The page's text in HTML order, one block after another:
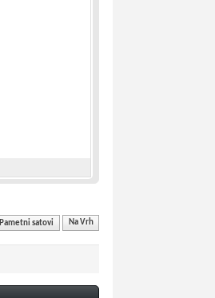
Pametni satovi Na Vrh